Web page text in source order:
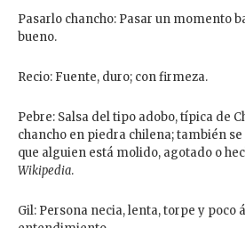
Pasarlo chancho: Pasar un momento
bueno.
Recio: Fuente, duro; con firmeza.
Pebre: Salsa del tipo adobo, típica de
chancho en piedra chilena; también
que alguien está molido, agotado o
Wikipedia.
Gil: Persona necia, lenta, torpe y poco